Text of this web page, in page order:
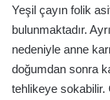
Yeşil çayın folik
bulunmaktadır.
nedeniyle anne
doğumdan sonra
tehlikeye sokabilir.